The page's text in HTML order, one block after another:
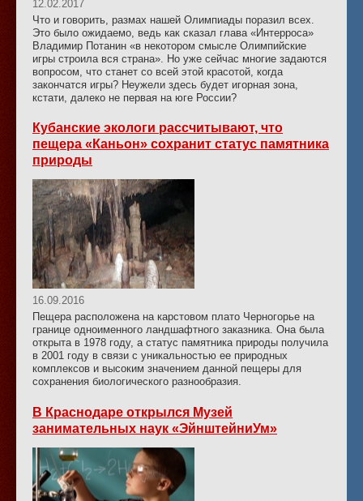
12.02.2017
Что и говорить, размах нашей Олимпиады поразил всех.
Это было ожидаемо, ведь как сказал глава «Интерроса»
Владимир Потанин «в некотором смысле Олимпийские
игры строила вся страна». Но уже сейчас многие задаются
вопросом, что станет со всей этой красотой, когда
закончатся игры? Неужели здесь будет игорная зона,
кстати, далеко не первая на юге России?
Кубанские экологи рассчитывают, что
пещера «Каньон» сохранит статус памятника
природы
16.09.2016
Пещера расположена на карстовом плато Черногорье на
границе одноименного ландшафтного заказника. Она была
открыта в 1978 году, а статус памятника природы получила
в 2001 году в связи с уникальностью ее природных
комплексов и высоким значением данной пещеры для
сохранения биологического разнообразия.
В Краснодаре открылся Музей
занимательных наук «ЭйнштейниУм»